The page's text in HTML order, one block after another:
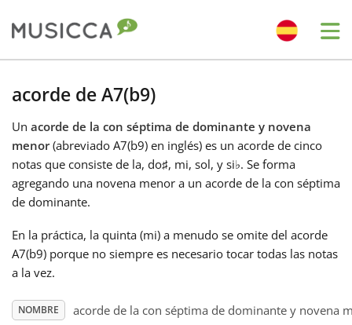
Български
Dansk
Deutsch
acorde de A7(b9)
Un acorde de la con séptima de dominante y novena
menor(abreviado A7(b9) en inglés) es un acorde de cinco
notas que consiste de la, do♯, mi, sol, y si♭. Se forma
agregando una novena menor a un acorde de la con séptima
de dominante.
En la práctica, la quinta (mi) a menudo se omite del acorde
A7(b9) porque no siempre es necesario tocar todas las notas
a la vez.
NOMBRE acorde de la con séptima de dominante y novena